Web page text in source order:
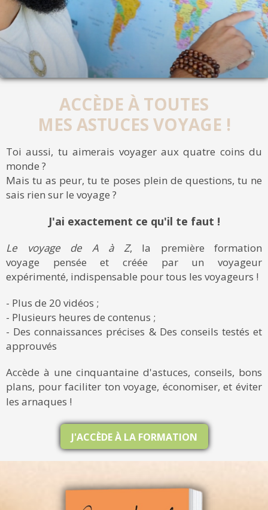
ACCÈDE À TOUTES
MES ASTUCES VOYAGE !
Toi aussi, tu aimerais voyager aux quatre coins du
monde ?
Mais tu as peur, tu te poses plein de questions, tu ne
sais rien sur le voyage ?
J'ai exactement ce qu'il te faut !
Le voyage de A à Z, la première formation
voyage pensée et créée par un voyageur
expérimenté, indispensable pour tous les voyageurs !
- Plus de 20 vidéos ;
- Plusieurs heures de contenus ;
- Des connaissances précises & Des conseils testés et
approuvés
Accède à une cinquantaine d'astuces, conseils, bons
plans, pour faciliter ton voyage, économiser, et éviter
les arnaques !
J'ACCÈDE À LA FORMATION